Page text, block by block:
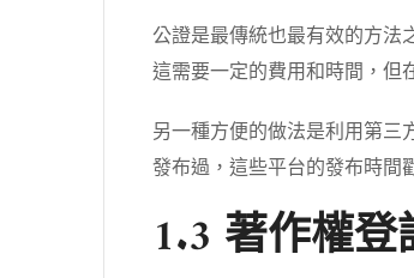
公證是最傳統也最有效的方法
這需要一定的費用和時間，但
另一種方便的做法是利用第三
發布過，這些平台的發布時間
1.3 著作權